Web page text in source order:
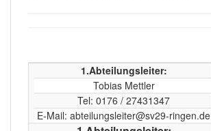
1.Abteilungsleiter:
Tobias Mettler
Tel: 0176 / 27431347
E-Mail: abteilungsleiter@sv29-ringen.de